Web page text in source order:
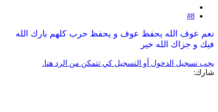
#8
نعم عوف الله يحفظ عوف و يحفظ حرب كلهم بارك الله
فيك و جزاك الله خير
يجب تسجيل الدخول أو التسجيل كي تتمكن من الرد هنا.
شارك: